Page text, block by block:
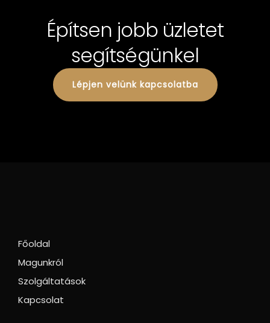
Építsen jobb üzletet
segítségünkel
Lépjen velünk kapcsolatba
Főoldal
Magunkról
Szolgáltatások
Kapcsolat